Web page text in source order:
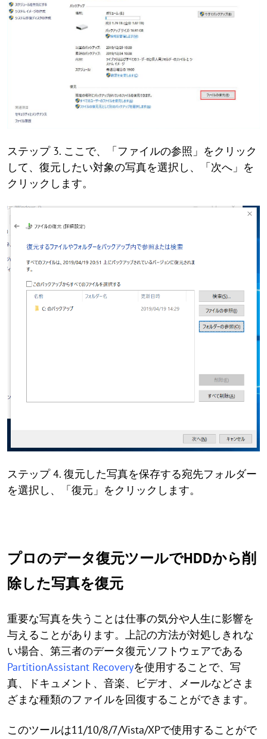
ステップ 3. ここで、「ファイルの参照」をクリック
して、復元したい対象の写真を選択し、「次へ」を
クリックします。
ステップ 4. 復元した写真を保存する宛先フォルダー
を選択し、「復元」をクリックします。
プロのデータ復元ツールでHDDから削
除した写真を復元
重要な写真を失うことは仕事の気分や人生に影響を
与えることがあります。上記の方法が対処しきれな
い場合、第三者のデータ復元ソフトウェアである
PartitionAssistant Recoveryを使用することで、写
真、ドキュメント、音楽、ビデオ、メールなどさま
ざまな種類のファイルを回復することができます。
このツールは11/10/8/7/Vista/XPで使用することがで